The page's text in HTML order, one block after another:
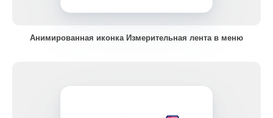
Анимированная иконка Измерительная лента в меню